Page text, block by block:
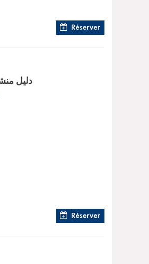
Réserver
دليل
Réserver